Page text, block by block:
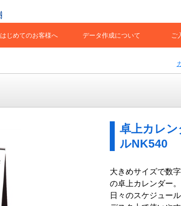
はじめてのお客様へ データ作成について ご
卓上カレ
ルNK540
大きめサイズで数
の卓上カレンダー。
日々のスケジュー